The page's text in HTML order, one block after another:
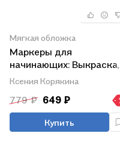
Мягкая обложка
Маркеры для
начинающих: Выкраска,
градиенты, текстуры,
страницы для
самостоятельной
работы. Авторское
пособие
Ксения Корякина
779 ₽ 649 ₽
Купить